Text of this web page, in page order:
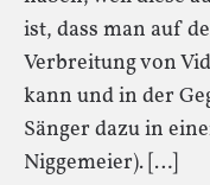
ist, dass man auf
Verbreitung von
kann und in der
Sänger dazu in
Niggemeier). […]